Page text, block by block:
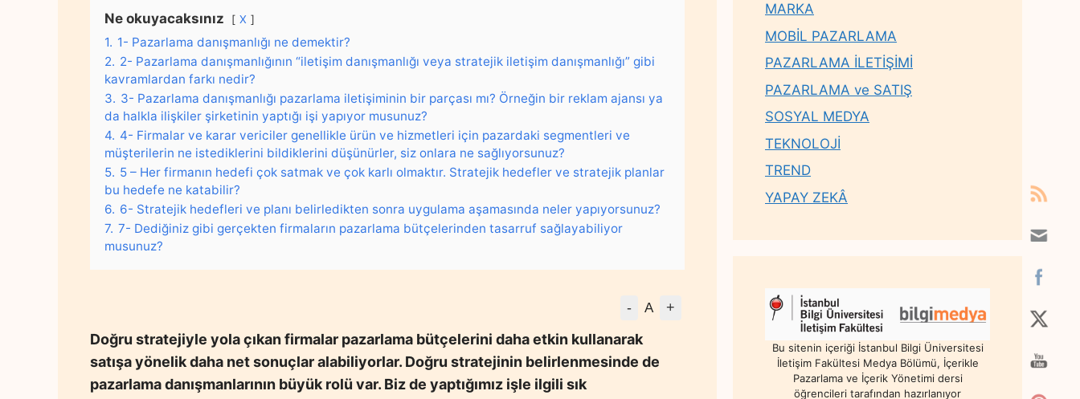
Ne okuyacaksınız X
1. 1- Pazarlama danışmanlığı ne demektir?
2. 2- Pazarlama danışmanlığının “iletişim danışmanlığı veya stratejik iletişim danışmanlığı” gibi
kavramlardan farkı nedir?
3. 3- Pazarlama danışmanlığı pazarlama iletişiminin bir parçası mı? Örneğin bir reklam ajansı ya
da halkla ilişkiler şirketinin yaptığı işi yapıyor musunuz?
4. 4- Firmalar ve karar vericiler genellikle ürün ve hizmetleri için pazardaki segmentleri ve
müşterilerin ne istediklerini bildiklerini düşünürler, siz onlara ne sağlıyorsunuz?
5. 5 – Her firmanın hedefi çok satmak ve çok karlı olmaktır. Stratejik hedefler ve stratejik planlar
bu hedefe ne katabilir?
6. 6- Stratejik hedefleri ve planı belirledikten sonra uygulama aşamasında neler yapıyorsunuz?
7. 7- Dediğiniz gibi gerçekten firmaların pazarlama bütçelerinden tasarruf sağlayabiliyor
musunuz?
- A +
Doğru stratejiyle yola çıkan firmalar pazarlama bütçelerini daha etkin kullanarak
satışa yönelik daha net sonuçlar alabiliyorlar. Doğru stratejinin belirlenmesinde de
pazarlama danışmanlarının büyük rolü var. Biz de yaptığımız işle ilgili sık
MARKA
MOBİL PAZARLAMA
PAZARLAMA İLETİŞİMİ
PAZARLAMA ve SATIŞ
SOSYAL MEDYA
TEKNOLOJİ
TREND
YAPAY ZEKÂ
Bu sitenin içeriği İstanbul Bilgi Üniversitesi
İletişim Fakültesi Medya Bölümü, İçerikle
Pazarlama ve İçerik Yönetimi dersi
öğrencileri tarafından hazırlanıyor